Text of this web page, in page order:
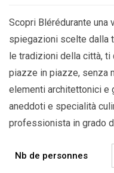
Scopri Blérédurante una
spiegazioni scelte dalla
le tradizioni della città,
piazze in piazze, senza
elementi architettonici e
aneddoti e specialità
professionista in grado
Nb de personnes